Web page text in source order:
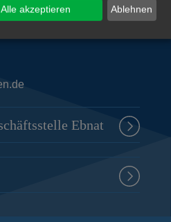
Ebnat
Ablehnen
Alle akzeptieren